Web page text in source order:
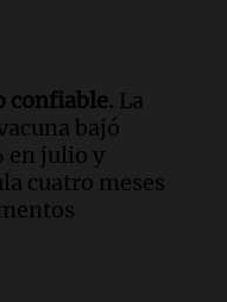
de Santa
del fallo sobre
confiable. La
bajó
en julio y
cuatro meses